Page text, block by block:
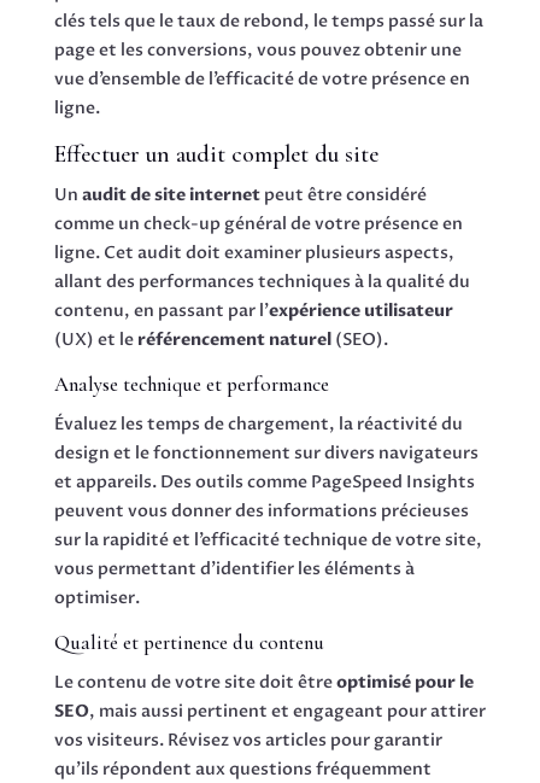
clés tels que le taux de rebond, le temps passé sur la
page et les conversions, vous pouvez obtenir une
vue d’ensemble de l’efficacité de votre présence en
ligne.
Effectuer un audit complet du site
Un audit de site internetpeut être considéré
comme un check-up général de votre présence en
ligne. Cet audit doit examiner plusieurs aspects,
allant des performances techniques à la qualité du
contenu, en passant par l’expérience utilisateur
(UX) et le référencement naturel(SEO).
Analyse technique et performance
Évaluez les temps de chargement, la réactivité du
design et le fonctionnement sur divers navigateurs
et appareils. Des outils comme PageSpeed Insights
peuvent vous donner des informations précieuses
sur la rapidité et l’efficacité technique de votre site,
vous permettant d’identifier les éléments à
optimiser.
Qualité et pertinence du contenu
Le contenu de votre site doit êtreoptimisé pour le
SEO, mais aussi pertinent et engageant pour attirer
vos visiteurs. Révisez vos articles pour garantir
qu’ils répondent aux questions fréquemment